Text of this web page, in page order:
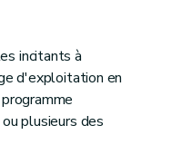
incitants à
d'exploitation en
plusieurs des